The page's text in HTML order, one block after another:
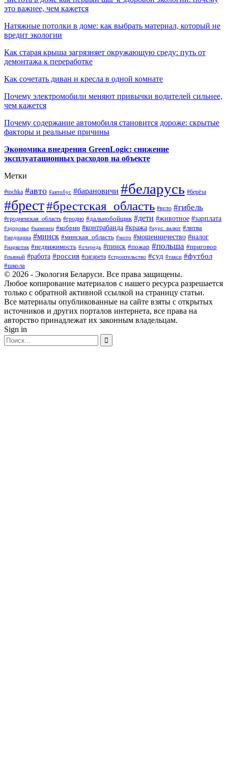
это важнее, чем кажется
Натяжные потолки в доме: как выбрать материал, который не
вредит экологии
Как старая крыша загрязняет окружающую среду: путь от
демонтажа к переработке
Как сочетать диван и кресла в одной комнате
Почему электромобили меняют привычки водителей сильнее,
чем кажется
Почему содержание автомобиля становится дороже: скрытые
факторы и реальные причины
Экономика внедрения GreenLogic: снижение
эксплуатационных расходов на объекте
Метки
#tochka #авто #автобус #барановичи #беларусь #берёза
#брест#брестская_область #вело #гибель
#гродненская_область #гродно #дальнобойщик #дети #животное #зарплата
#здоровье #каменец #кобрин #контрабанда #кража #курс_валют #литва
#медицина #минск #минская_область #мото #мошенничество #налог
#наркотик #недвижимость #очередь #пинск #пожар #польша #приговор
#пьяный #работа #россия #сигарета #строительство #суд #такси #футбол
#школа
© 2026 - Экология Беларуси. Все права защищены.
Любое копирование материалов с нашего ресурса разрешается
только с обратной активной ссылкой на страницу статьи.
Все материалы опубликованные на сайте взяты с открытых
источников и других порталов интернета, все права на
авторство принадлежат их законным владельцам.
Sign in